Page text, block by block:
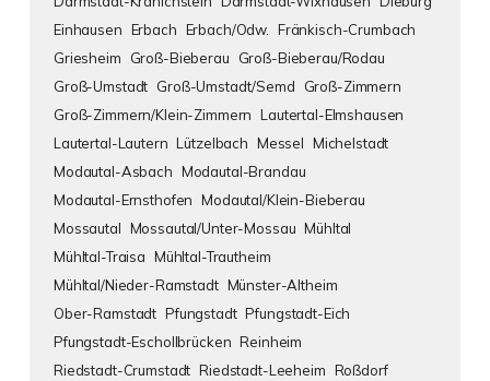
Einhausen Erbach Erbach/Odw.
Fränkisch-Crumbach
Griesheim
Groß-Bieberau
Groß-Bieberau/Rodau
Groß-Umstadt Groß-Umstadt/Semd
Groß-Zimmern
Groß-Zimmern/Klein-Zimmern Lautertal-Elmshausen
Lautertal-Lautern Lützelbach Messel Michelstadt
Modautal-Asbach Modautal-Brandau
Modautal-Ernsthofen Modautal/Klein-Bieberau
Mossautal Mossautal/Unter-Mossau Mühltal
Mühltal-Traisa Mühltal-Trautheim
Mühltal/Nieder-Ramstadt Münster-Altheim
Ober-Ramstadt Pfungstadt Pfungstadt-Eich
Pfungstadt-Eschollbrücken Reinheim
Riedstadt-Crumstadt Riedstadt-Leeheim Roßdorf